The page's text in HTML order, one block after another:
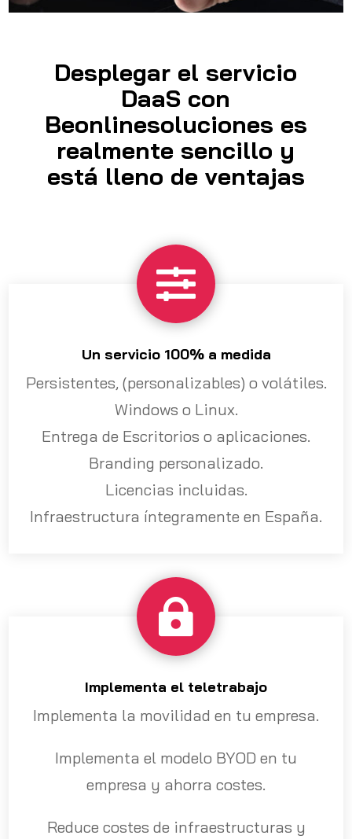
Desplegar el servicio
DaaS con
Beonlinesoluciones es
realmente sencillo y
está lleno de ventajas

Un servicio 100% a medida
Persistentes, (personalizables) o volátiles.
Windows o Linux.
Entrega de Escritorios o aplicaciones.
Branding personalizado.
Licencias incluidas.
Infraestructura íntegramente en España.

Implementa el teletrabajo
Implementa la movilidad en tu empresa.
Implementa el modelo BYOD en tu
empresa y ahorra costes.
Reduce costes de infraestructuras y